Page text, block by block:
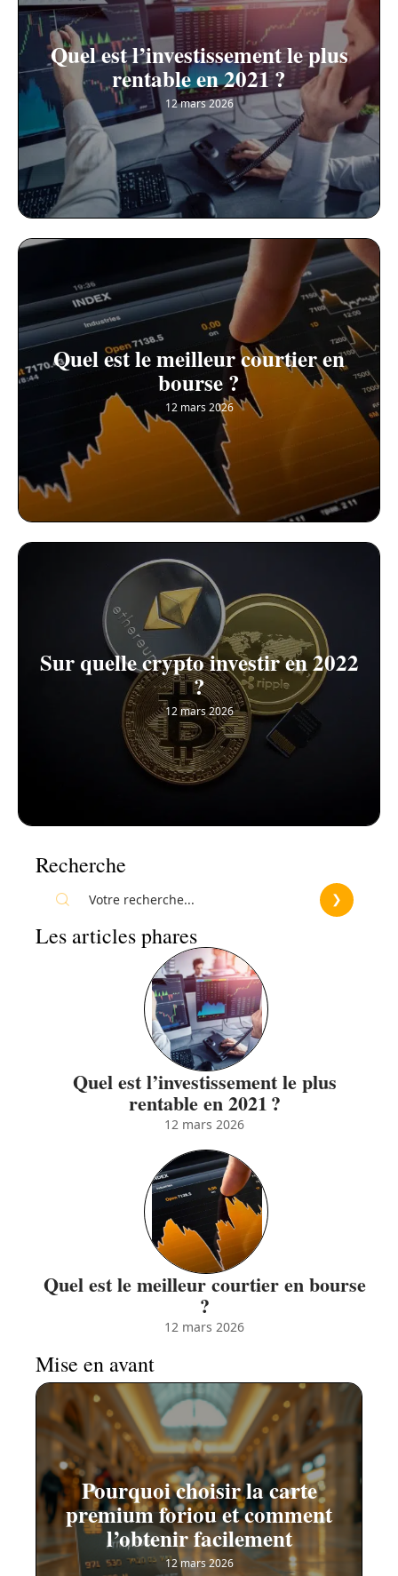
Quel est l’investissement le plus
rentable en 2021 ?
12 mars 2026
Quel est le meilleur courtier en
bourse ?
12 mars 2026
Sur quelle crypto investir en 2022
?
12 mars 2026
Recherche
Les articles phares
Quel est l’investissement le plus
rentable en 2021 ?
12 mars 2026
Quel est le meilleur courtier en bourse
?
12 mars 2026
Mise en avant
Pourquoi choisir la carte
premium foriou et comment
l’obtenir facilement
12 mars 2026